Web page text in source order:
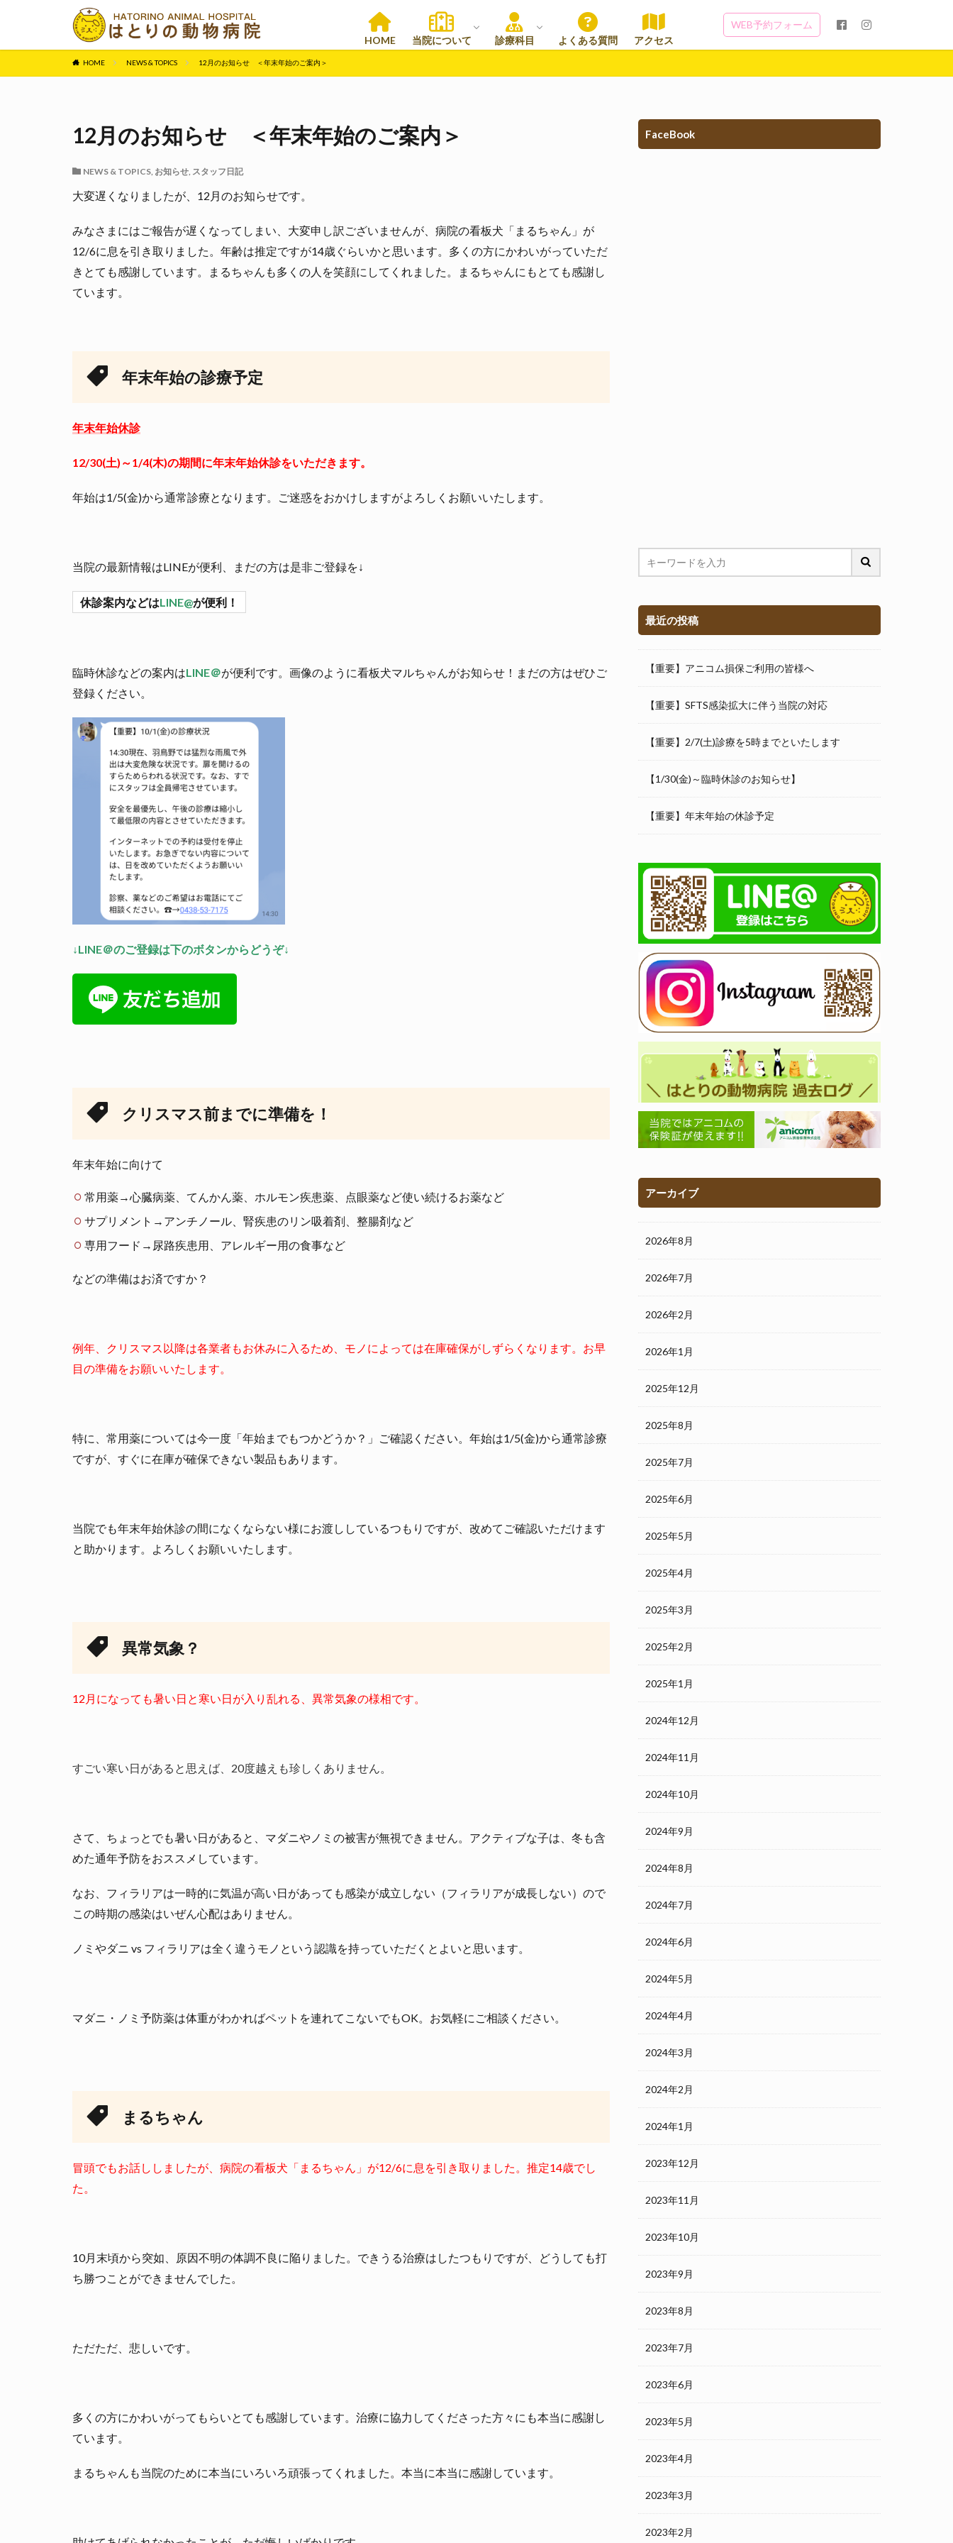
HOME 当院について 診療科目 よくある質問 アクセス
WEB予約フォーム
HOME NEWS & TOPICS 12月のお知らせ ＜年末年始のご案内＞
12月のお知らせ ＜年末年始のご案内＞
NEWS & TOPICS, お知らせ, スタッフ日記
大変遅くなりましたが、12月のお知らせです。
みなさまにはご報告が遅くなってしまい、大変申し訳ございませんが、病院の看板犬「まるちゃん」が
12/6に息を引き取りました。年齢は推定ですが14歳ぐらいかと思います。多くの方にかわいがっていただ
きとても感謝しています。まるちゃんも多くの人を笑顔にしてくれました。まるちゃんにもとても感謝し
ています。
年末年始の診療予定
年末年始休診
12/30(土)～1/4(木)の期間に年末年始休診をいただきます。
年始は1/5(金)から通常診療となります。ご迷惑をおかけしますがよろしくお願いいたします。
当院の最新情報はLINEが便利、まだの方は是非ご登録を↓
休診案内などはLINE@が便利！
臨時休診などの案内はLINE＠が便利です。画像のように看板犬マルちゃんがお知らせ！まだの方はぜひご
登録ください。
↓LINE＠のご登録は下のボタンからどうぞ↓
クリスマス前までに準備を！
年末年始に向けて
常用薬→心臓病薬、てんかん薬、ホルモン疾患薬、点眼薬など使い続けるお薬など
サプリメント→アンチノール、腎疾患のリン吸着剤、整腸剤など
専用フード→尿路疾患用、アレルギー用の食事など
などの準備はお済ですか？
例年、クリスマス以降は各業者もお休みに入るため、モノによっては在庫確保がしずらくなります。お早
目の準備をお願いいたします。
特に、常用薬については今一度「年始までもつかどうか？」ご確認ください。年始は1/5(金)から通常診療
ですが、すぐに在庫が確保できない製品もあります。
当院でも年末年始休診の間になくならない様にお渡ししているつもりですが、改めてご確認いただけます
と助かります。よろしくお願いいたします。
異常気象？
12月になっても暑い日と寒い日が入り乱れる、異常気象の様相です。
すごい寒い日があると思えば、20度越えも珍しくありません。
さて、ちょっとでも暑い日があると、マダニやノミの被害が無視できません。アクティブな子は、冬も含
めた通年予防をおススメしています。
なお、フィラリアは一時的に気温が高い日があっても感染が成立しない（フィラリアが成長しない）ので
この時期の感染はいぜん心配はありません。
ノミやダニ vs フィラリアは全く違うモノという認識を持っていただくとよいと思います。
マダニ・ノミ予防薬は体重がわかればペットを連れてこないでもOK。お気軽にご相談ください。
まるちゃん
冒頭でもお話ししましたが、病院の看板犬「まるちゃん」が12/6に息を引き取りました。推定14歳でし
た。
10月末頃から突如、原因不明の体調不良に陥りました。できうる治療はしたつもりですが、どうしても打
ち勝つことができませんでした。
ただただ、悲しいです。
多くの方にかわいがってもらいとても感謝しています。治療に協力してくださった方々にも本当に感謝し
ています。
まるちゃんも当院のために本当にいろいろ頑張ってくれました。本当に本当に感謝しています。
FaceBook
最近の投稿
【重要】アニコム損保ご利用の皆様へ
【重要】SFTS感染拡大に伴う当院の対応
【重要】2/7(土)診療を5時までといたします
【1/30(金)～臨時休診のお知らせ】
【重要】年末年始の休診予定
アーカイブ
2026年8月
2026年7月
2026年2月
2026年1月
2025年12月
2025年8月
2025年7月
2025年6月
2025年5月
2025年4月
2025年3月
2025年2月
2025年1月
2024年12月
2024年11月
2024年10月
2024年9月
2024年8月
2024年7月
2024年6月
2024年5月
2024年4月
2024年3月
2024年2月
2024年1月
2023年12月
2023年11月
2023年10月
2023年9月
2023年8月
2023年7月
2023年6月
2023年5月
2023年4月
2023年3月
2023年2月
院内の様子
スタッフ紹介
スタッフ日記 予防医療
不妊・去勢手術
外科
歯科
眼科
皮膚科・スキンケア
整形外科
循環器科
腫瘍科